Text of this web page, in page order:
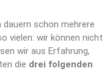
schon mehrere
vielen: wir können nicht
wir aus Erfahrung,
die drei folgenden